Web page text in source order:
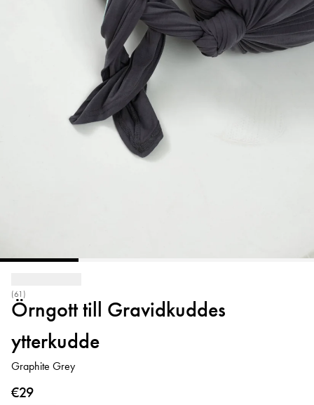
(61)
Örngott till Gravidkuddes
ytterkudde
Graphite Grey
€29